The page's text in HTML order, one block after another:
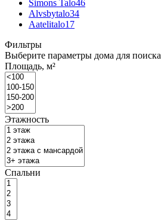
Simons Talo46
Alvsbytalo34
Aatelitalo17
Фильтры
Выберите параметры дома для поиска
Площадь, м²
Этажность
Спальни